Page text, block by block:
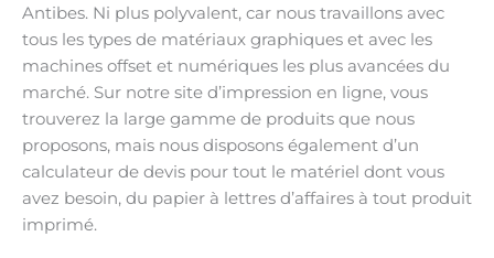
Antibes. Ni plus polyvalent, car nous travaillons avec
tous les types de matériaux graphiques et avec les
machines offset et numériques les plus avancées du
marché. Sur notre site d’impression en ligne, vous
trouverez la large gamme de produits que nous
proposons, mais nous disposons également d’un
calculateur de devis pour tout le matériel dont vous
avez besoin, du papier à lettres d’affaires à tout produit
imprimé.